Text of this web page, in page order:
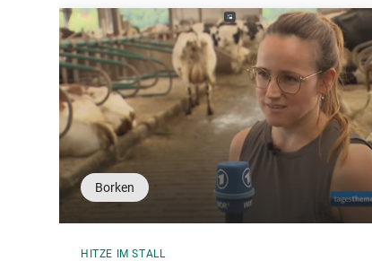
Borken
HITZE IM STALL